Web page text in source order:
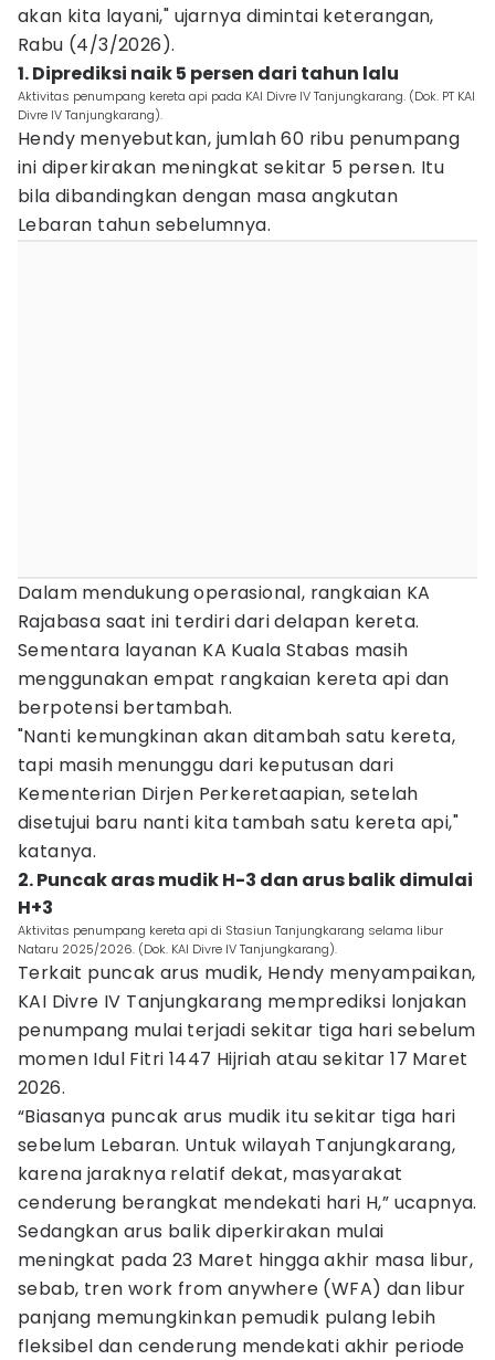
akan kita layani," ujarnya dimintai keterangan,
Rabu (4/3/2026).
1. Diprediksi naik 5 persen dari tahun lalu
Aktivitas penumpang kereta api pada KAI Divre IV Tanjungkarang. (Dok. PT KAI
Divre IV Tanjungkarang).
Hendy menyebutkan, jumlah 60 ribu penumpang
ini diperkirakan meningkat sekitar 5 persen. Itu
bila dibandingkan dengan masa angkutan
Lebaran tahun sebelumnya.
Dalam mendukung operasional, rangkaian KA
Rajabasa saat ini terdiri dari delapan kereta.
Sementara layanan KA Kuala Stabas masih
menggunakan empat rangkaian kereta api dan
berpotensi bertambah.
"Nanti kemungkinan akan ditambah satu kereta,
tapi masih menunggu dari keputusan dari
Kementerian Dirjen Perkeretaapian, setelah
disetujui baru nanti kita tambah satu kereta api,"
katanya.
2. Puncak aras mudik H-3 dan arus balik dimulai
H+3
Aktivitas penumpang kereta api di Stasiun Tanjungkarang selama libur
Nataru 2025/2026. (Dok. KAI Divre IV Tanjungkarang).
Terkait puncak arus mudik, Hendy menyampaikan,
KAI Divre IV Tanjungkarang memprediksi lonjakan
penumpang mulai terjadi sekitar tiga hari sebelum
momen Idul Fitri 1447 Hijriah atau sekitar 17 Maret
2026.
“Biasanya puncak arus mudik itu sekitar tiga hari
sebelum Lebaran. Untuk wilayah Tanjungkarang,
karena jaraknya relatif dekat, masyarakat
cenderung berangkat mendekati hari H,” ucapnya.
Sedangkan arus balik diperkirakan mulai
meningkat pada 23 Maret hingga akhir masa libur,
sebab, tren work from anywhere (WFA) dan libur
panjang memungkinkan pemudik pulang lebih
fleksibel dan cenderung mendekati akhir periode